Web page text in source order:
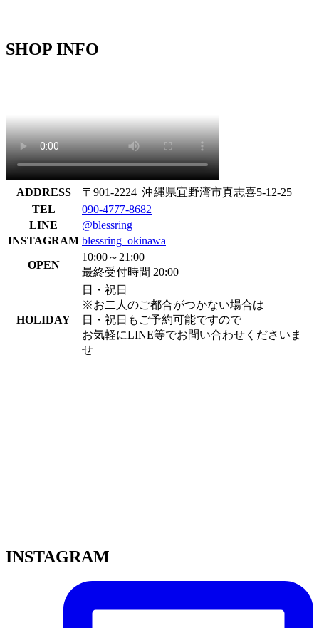
SHOP INFO
ADDRESS
〒901-2224 沖縄県宜野湾市真志喜5-12-25
TEL
090-4777-8682
LINE
@blessring
INSTAGRAM blessring_okinawa
OPEN
10:00～21:00
最終受付時間 20:00
HOLIDAY
日・祝日
※お二人のご都合がつかない場合は
日・祝日もご予約可能ですので
お気軽にLINE等でお問い合わせくださいま
せ
INSTAGRAM